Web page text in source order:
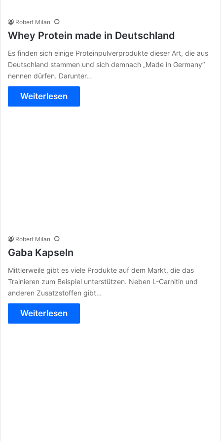
Robert Milan
Whey Protein made in Deutschland
Es finden sich einige Proteinpulverprodukte dieser Art, die aus
Deutschland stammen und sich demnach „Made in Germany“
nennen dürfen. Darunter…
Weiterlesen
Robert Milan
Gaba Kapseln
Mittlerweile gibt es viele Produkte auf dem Markt, die das
Trainieren zum Beispiel unterstützen. Neben L-Carnitin und
anderen Zusatzstoffen gibt…
Weiterlesen